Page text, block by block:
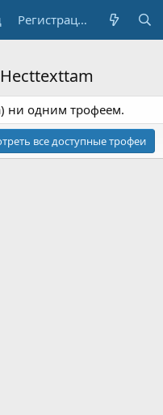
Регистрация
ни одним трофеем.
все доступные трофеи